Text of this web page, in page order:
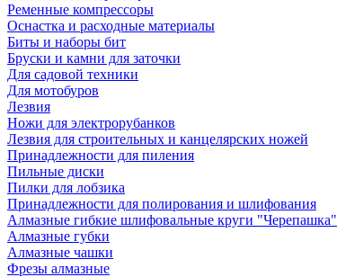
Ременные компрессоры
Оснастка и расходные материалы
Биты и наборы бит
Бруски и камни для заточки
Для садовой техники
Для мотобуров
Лезвия
Ножи для электрорубанков
Лезвия для строительных и канцелярских ножей
Принадлежности для пиления
Пильные диски
Пилки для лобзика
Принадлежности для полирования и шлифования
Алмазные гибкие шлифовальные круги "Черепашка"
Алмазные губки
Алмазные чашки
Фрезы алмазные